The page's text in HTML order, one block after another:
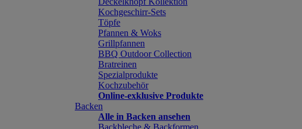
Kochgeschirr-Sets
Töpfe
Pfannen & Woks
Grillpfannen
BBQ Outdoor Collection
Bratreinen
Spezialprodukte
Kochzubehör
Online-exklusive Produkte
Backen
Alle in Backen ansehen
Backbleche & Backformen